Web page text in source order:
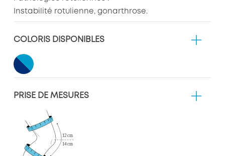
Instabilité rotulienne, gonarthrose.
COLORIS DISPONIBLES
PRISE DE MESURES